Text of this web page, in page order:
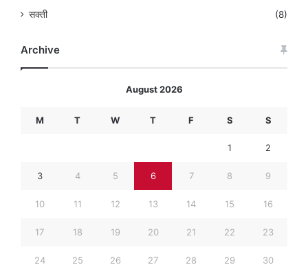
सक्ती
(8)
Archive
August 2026
M T W T F S S
1 2
3 4 5 6 7 8 9
10 11 12 13 14 15 16
17 18 19 20 21 22 23
24 25 26 27 28 29 30